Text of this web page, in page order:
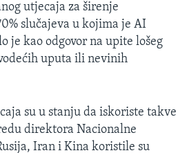
utjecaja za širenje
slučajeva u kojima je AI
je kao odgovor na upite lošeg
uputa ili nevinih
su u stanju da iskoriste takve
direktora Nacionalne
Iran i Kina koristile su